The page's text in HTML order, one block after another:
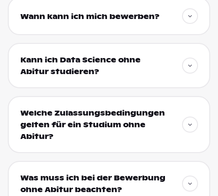
Wann kann ich mich bewerben?
Kann ich Data Science ohne
Abitur studieren?
Welche Zulassungsbedingungen
gelten für ein Studium ohne
Abitur?
Was muss ich bei der Bewerbung
ohne Abitur beachten?